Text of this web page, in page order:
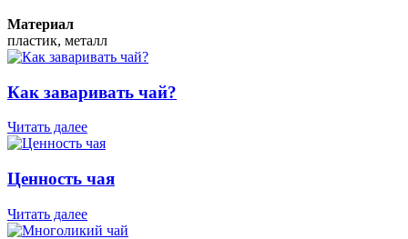
Материал
пластик, металл
Как заваривать чай?
Читать далее
Ценность чая
Читать далее